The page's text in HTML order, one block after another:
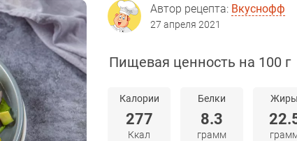
Автор рецепта: Вкуснофф
27 апреля 2021
Пищевая ценность на 100 г
Калории
277
Ккал
Белки
8.3
грамм
Жиры